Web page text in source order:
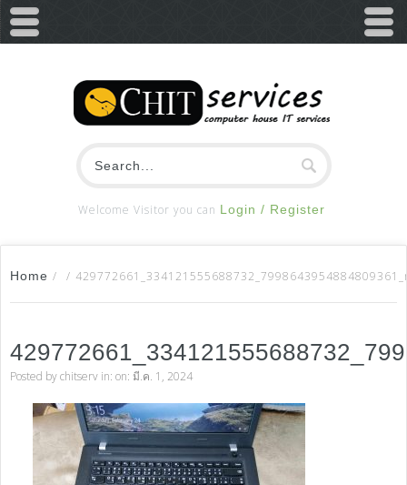
Welcome Visitor you can Login / Register
Home / /
Posted bychitserv in: on: มี.ค. 1, 2024